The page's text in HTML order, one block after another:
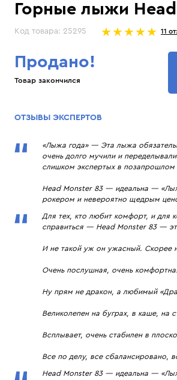
Bolle
Buff
Casco
Coolcasc
Fischer
Goldwin
РЕКОМЕНДУЕМ
универсальных лыж от команды тестеров
Горные лыжи
Код товара: 25295 11
Продано!
Товар закончился
ОТЗЫВЫ ЭКСПЕРТОВ
«Лыжа года» — Эта лыжа
очень долго мучили и
слишком экспертых в
Head Monster 83 — идеальна —
рокером и невероятно щедрым
Для тех, кто любит комфорт, и для
справиться — Head Monster 83 —
И не такой уж он ужасный. Скорее
Очень послушная, очень
Ну прям не дракон, а любимый
Великолепен на буграх, в каше, на
Всплывает, очень стабилен в
Все по делу, все сбалансировано,
Head Monster 83 — идеальна —